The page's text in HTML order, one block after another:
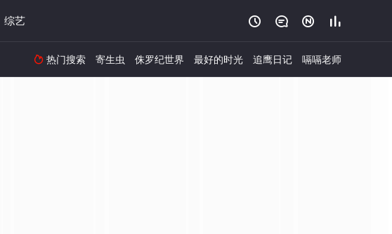
综艺    
 热门搜索 寄生虫 侏罗纪世界 最好的时光 追鹰日记 嗝嗝老师